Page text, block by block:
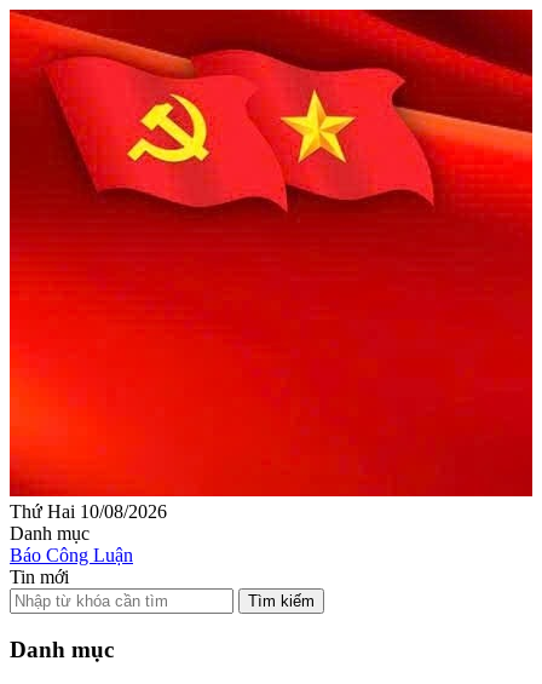
Thứ Hai 10/08/2026
Danh mục
Báo Công Luận
Tin mới
Tìm kiếm
Danh mục